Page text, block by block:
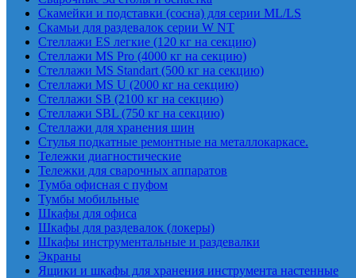
Скамейки и подставки (сосна) для серии ML/LS
Скамьи для раздевалок серии W NT
Стеллажи ES легкие (120 кг на секцию)
Стеллажи MS Pro (4000 кг на секцию)
Стеллажи MS Standart (500 кг на секцию)
Стеллажи MS U (2000 кг на секцию)
Стеллажи SB (2100 кг на секцию)
Стеллажи SBL (750 кг на секцию)
Стеллажи для хранения шин
Стулья подкатные ремонтные на металлокаркасе.
Тележки диагностические
Тележки для сварочных аппаратов
Тумба офисная с пуфом
Тумбы мобильные
Шкафы для офиса
Шкафы для раздевалок (локеры)
Шкафы инструментальные и раздевалки
Экраны
Ящики и шкафы для хранения инструмента настенные